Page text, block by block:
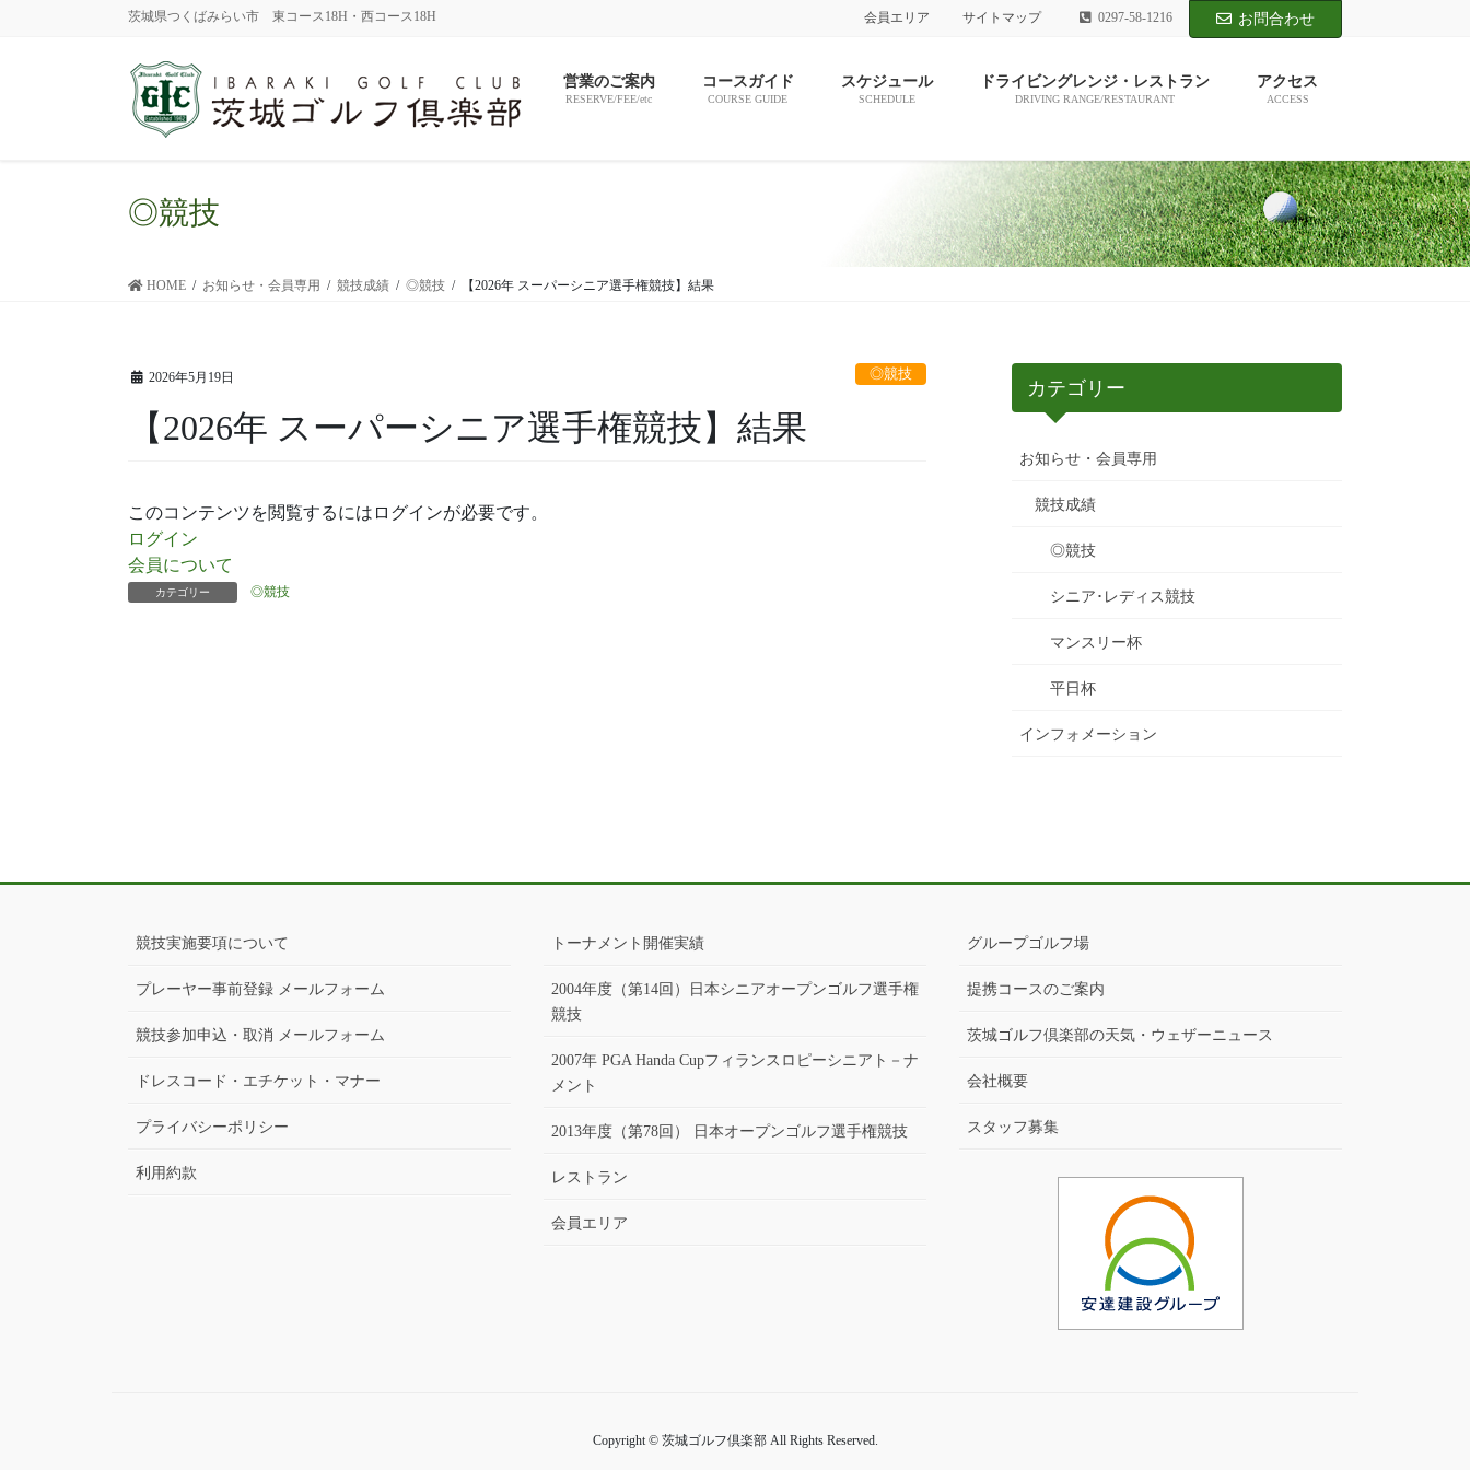
茨城県つくばみらい市 東コース18H・西コース18H 会員エリア サイトマップ 0297-58-1216 お問合わせ
営業のご案内
RESERVE/FEE/etc
コースガイド
COURSE GUIDE
スケジュール
SCHEDULE
ドライビングレンジ・レストラン
DRIVING RANGE/RESTAURANT
アクセス
ACCESS
◎競技
HOME お知らせ・会員専用 競技成績 ◎競技 【2026年 スーパーシニア選手権競技】結果
2026年5月19日 ◎競技
【2026年 スーパーシニア選手権競技】結果
このコンテンツを閲覧するにはログインが必要です。
ログイン
会員について
カテゴリー ◎競技
カテゴリー
お知らせ・会員専用
競技成績
◎競技
シニア･レディス競技
マンスリー杯
平日杯
インフォメーション
競技実施要項について
プレーヤー事前登録 メールフォーム
競技参加申込・取消 メールフォーム
ドレスコード・エチケット・マナー
プライバシーポリシー
利用約款
トーナメント開催実績
2004年度（第14回）日本シニアオープンゴルフ選手権
競技
2007年 PGA Handa Cupフィランスロピーシニアト－ナ
メント
2013年度（第78回） 日本オープンゴルフ選手権競技
レストラン
会員エリア
グループゴルフ場
提携コースのご案内
茨城ゴルフ倶楽部の天気・ウェザーニュース
会社概要
スタッフ募集
Copyright © 茨城ゴルフ倶楽部 All Rights Reserved.